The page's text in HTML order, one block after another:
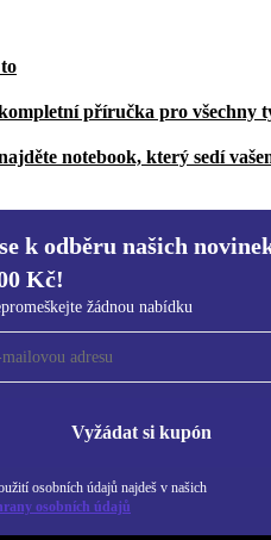
příručka pro všechny
notebook, který sedí
k odběru našich
Kč!
žádnou nabídku
Vyžádat si kupón
osobních údajů najdeš v našich
osobních údajů
novinek a
nabídku.
Informace o
Zásadách
NEW.